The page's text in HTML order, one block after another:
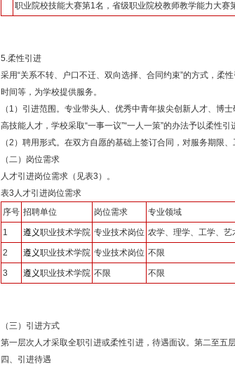
职业院校技能大赛第1名，省级职业院校教师教学能力大赛
5.柔性引进
采用“关系不转、户口不迁、双向选择、合同约束”的方式，柔
时间等，为学校提供服务。
（1）引进范围。专业带头人、优秀中青年拔尖创新人才、博
高技能人才，学校采取“一事一议”“一人一策”的办法予以柔性引
（2）聘用形式。在双方自愿的基础上签订合同，对服务期限
（二）岗位需求
人才引进岗位需求（见表3）。
表3人才引进岗位需求
序号 招聘单位 岗位需求 专业领域
1 遵义职业技术学院 专业技术岗位 农学、理学、工学、
2
遵义职业技术学院 专业技术岗位 不限
3 遵义职业技术学院 不限 不限
（三）引进方式
第一层次人才采取全职引进或柔性引进，待遇面议。第二至五
四、引进待遇